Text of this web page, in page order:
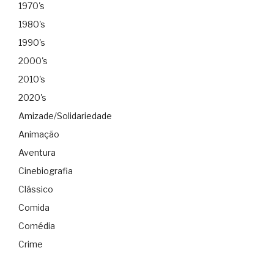
1970's
1980's
1990's
2000's
2010's
2020's
Amizade/Solidariedade
Animação
Aventura
Cinebiografia
Clássico
Comida
Comédia
Crime